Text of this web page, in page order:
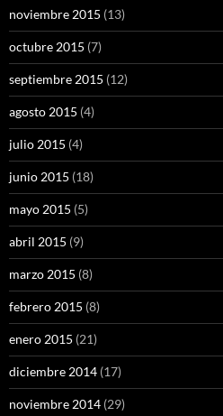
noviembre 2015 (13)
octubre 2015 (7)
septiembre 2015 (12)
agosto 2015 (4)
julio 2015 (4)
junio 2015 (18)
mayo 2015 (5)
abril 2015 (9)
marzo 2015 (8)
febrero 2015 (8)
enero 2015 (21)
diciembre 2014 (17)
noviembre 2014 (29)